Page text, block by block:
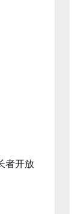
者开放